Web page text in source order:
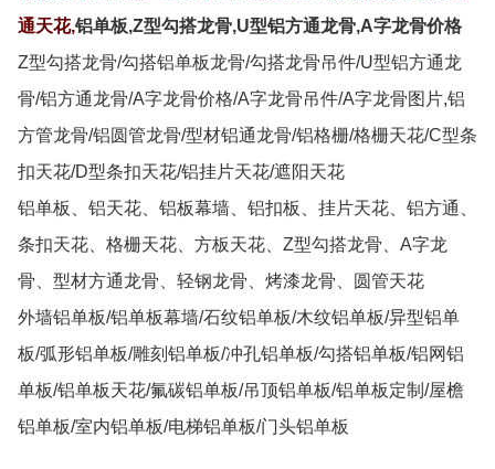
通天花,铝单板,Z型勾搭龙骨,U型铝方通龙骨,A字龙骨价格
Z型勾搭龙骨/勾搭铝单板龙骨/勾搭龙骨吊件/U型铝方通龙
骨/铝方通龙骨/A字龙骨价格/A字龙骨吊件/A字龙骨图片,铝
方管龙骨/铝圆管龙骨/型材铝通龙骨/铝格栅/格栅天花/C型条
扣天花/D型条扣天花/铝挂片天花/遮阳天花
铝单板、铝天花、铝板幕墙、铝扣板、挂片天花、铝方通、
条扣天花、格栅天花、方板天花、Z型勾搭龙骨、A字龙
骨、型材方通龙骨、轻钢龙骨、烤漆龙骨、圆管天花
外墙铝单板/铝单板幕墙/石纹铝单板/木纹铝单板/异型铝单
板/弧形铝单板/雕刻铝单板/冲孔铝单板/勾搭铝单板/铝网铝
单板/铝单板天花/氟碳铝单板/吊顶铝单板/铝单板定制/屋檐
铝单板/室内铝单板/电梯铝单板/门头铝单板